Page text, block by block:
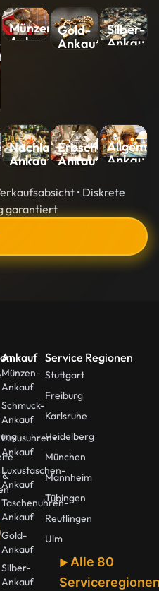
Münzen-
Ankauf
Gold-
Ankauf
Silber-
Ankauf
Nachlass-
Ankauf
Erbschaft-
Ankauf Ankauf
• Diskrete
garantiert
Ankauf
Münzen-
Ankauf
Schmuck-
Ankauf
Luxusuhren-
Ankauf
Luxustaschen-
Ankauf
Taschenuhren-
Ankauf
Gold-
Ankauf
Silber-
Ankauf
Service Regionen
Stuttgart
Freiburg
Karlsruhe
Heidelberg
München
Mannheim
Tübingen
Reutlingen
Ulm
Alle 80